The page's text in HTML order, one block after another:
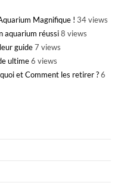
Magnifique ! 34 views
aquarium réussi 8 views
guide 7 views
ultime 6 views
et Comment les retirer ? 6